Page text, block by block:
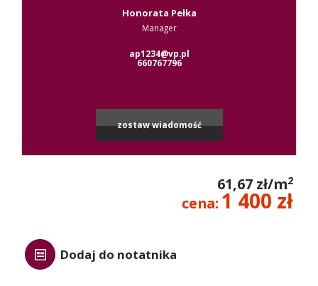
Honorata Pełka
Manager
ap1234@vp.pl
660767796
zostaw wiadomość
61,67 zł/m2
cena: 1 400 zł
Dodaj do notatnika